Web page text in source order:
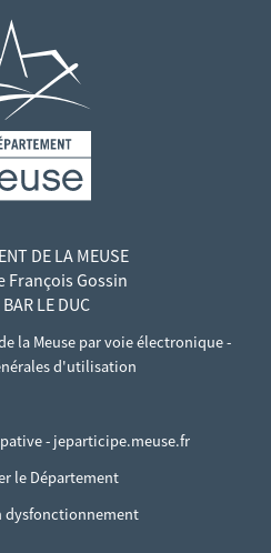
DE LA MEUSE
François Gossin
LE DUC
la Meuse par voie électronique -
d'utilisation
- jeparticipe.meuse.fr
le Département
dysfonctionnement